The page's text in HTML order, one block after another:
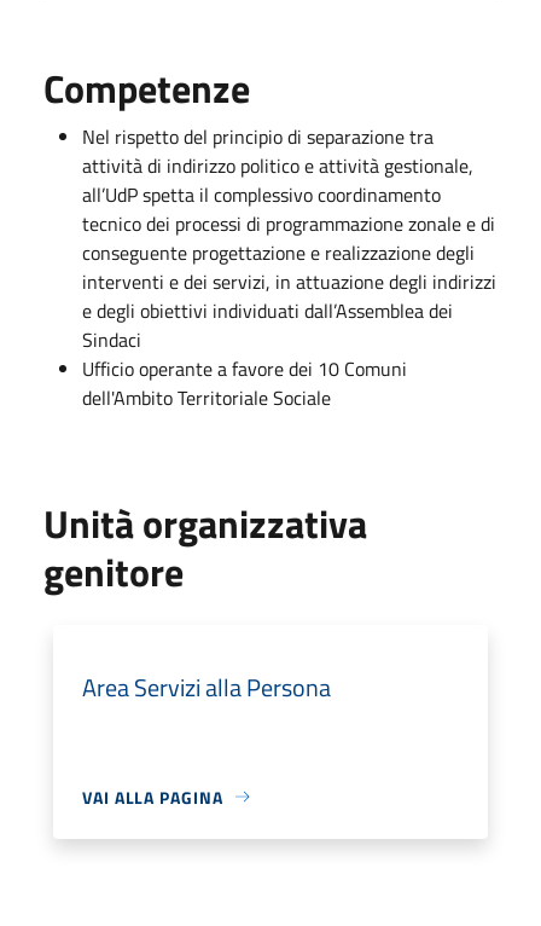
Competenze
Nel rispetto del principio di separazione tra
attività di indirizzo politico e attività gestionale,
all’UdP spetta il complessivo coordinamento
tecnico dei processi di programmazione zonale e di
conseguente progettazione e realizzazione degli
interventi e dei servizi, in attuazione degli indirizzi
e degli obiettivi individuati dall’Assemblea dei
Sindaci
Ufficio operante a favore dei 10 Comuni
dell'Ambito Territoriale Sociale
Unità organizzativa
genitore
Area Servizi alla Persona
VAI ALLA PAGINA